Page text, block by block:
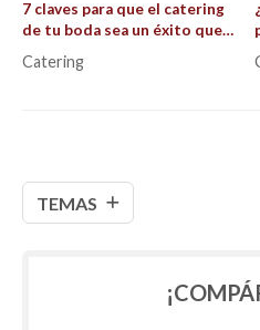
TEMAS
7 claves para que el catering
de tu boda sea un éxito que
recuerden todos los
invitados
Catering